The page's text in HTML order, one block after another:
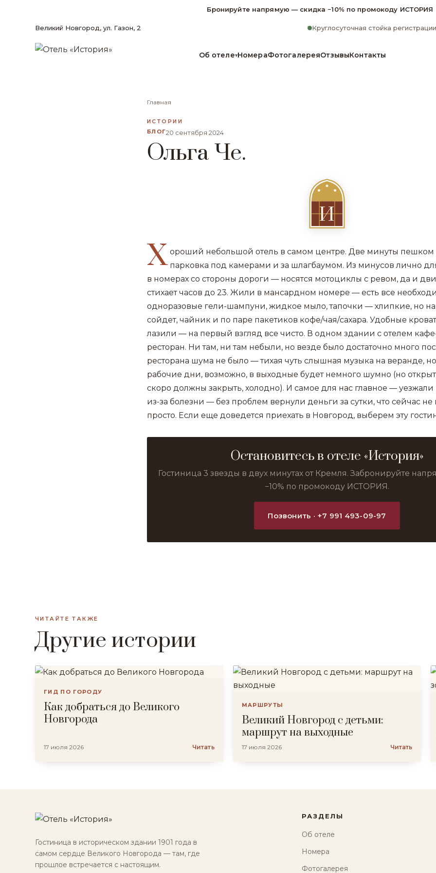
Бронируйте напрямую — скидка −10% по промокоду ИСТОРИЯ
Великий Новгород, ул. Газон, 2 Круглосуточная стойка регистрации
Об отеле▾НомераФотогалереяОтзывыКонтакты
Главная
ИСТОРИИ
БЛОГ20 сентября 2024
Ольга Че.
И
Х ороший небольшой отель в самом центре. Две минуты пешком
парковка под камерами и за шлагбаумом. Из минусов лично
в номерах со стороны дороги — носятся мотоциклы с ревом, да и
стихает часов до 23. Жили в мансардном номере — есть все
одноразовые гели-шампуни, жидкое мыло, тапочки — хлипкие, но
сойдет, чайник и по паре пакетиков кофе/чая/сахара. Удобные
лазили — на первый взгляд все чисто. В одном здании с отелем
ресторан. Ни там, ни там небыли, но везде было достаточно много
ресторана шума не было — тихая чуть слышная музыка на веранде,
рабочие дни, возможно, в выходные будет немного шумно (но
скоро должны закрыть, холодно). И самое для нас главное —
из-за болезни — без проблем вернули деньги за сутки, что сейчас не
просто. Если еще доведется приехать в Новгород, выберем эту
Остановитесь в отеле «История»
Гостиница 3 звезды в двух минутах от Кремля. Забронируйте
−10% по промокоду ИСТОРИЯ.
Позвонить · +7 991 493-09-97
ЧИТАЙТЕ ТАКЖЕ
Другие истории
ГИД ПО ГОРОДУ
Как добраться до Великого
Новгорода
17 июля 2026 Читать
МАРШРУТЫ
Великий Новгород с детьми:
маршрут на выходные
17 июля 2026 Читать
Гостиница в историческом здании 1901 года в
самом сердце Великого Новгорода — там, где
прошлое встречается с настоящим.
РАЗДЕЛЫ
Об отеле
Номера
Фотогалерея